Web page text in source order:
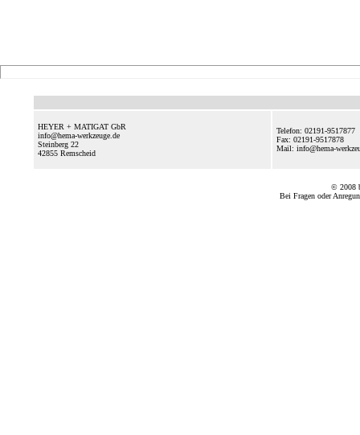
HEYER + MATIGAT GbR
info@hema-werkzeuge.de
Steinberg 22
42855 Remscheid
Telefon: 02191-9517877
Fax: 02191-9517878
Mail: info@hema-
© 2008
Bei Fragen oder